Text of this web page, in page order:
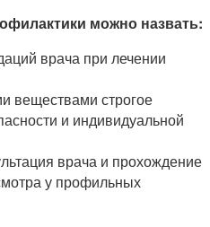
можно назвать:
врача при лечении
веществами строгое
и индивидуальной
врача и прохождение
у профильных